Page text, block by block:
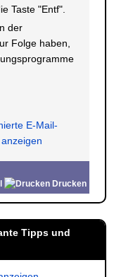
Taste "Entf".
der
Folge haben,
E-Mail-
Drucken
Tipps und